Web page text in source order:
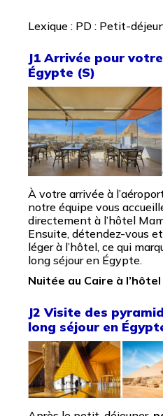
Lexique : PD : Petit-
J1 Arrivée pour
Égypte (S)
À votre arrivée à
notre équipe vous
directement à l’hôtel
Ensuite, détendez-vous
léger à l’hôtel, ce qui
long séjour en Égypte.
Nuitée au Caire à
J2 Visite des
long séjour en